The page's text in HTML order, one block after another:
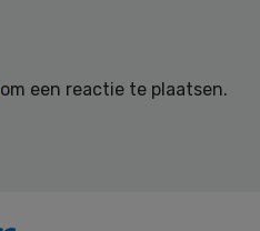
om een reactie te plaatsen.